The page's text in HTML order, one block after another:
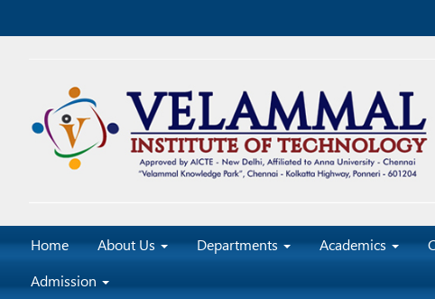
Home About Us Departments Academics
Admission